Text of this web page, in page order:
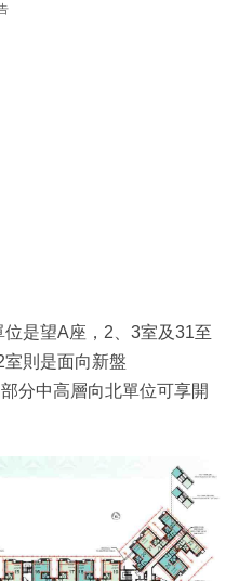
是望A座，2、3室及31至
則是面向新盤
分中高層向北單位可享開